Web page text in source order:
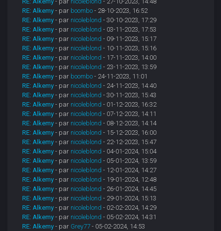
RE: Alkemy - par boombo - 28-10-2023, 16:52
RE: Alkemy - par nicoleblond - 30-10-2023, 17:29
RE: Alkemy - par nicoleblond - 03-11-2023, 17:53
RE: Alkemy - par nicoleblond - 09-11-2023, 15:17
RE: Alkemy - par nicoleblond - 10-11-2023, 15:16
RE: Alkemy - par nicoleblond - 17-11-2023, 14:00
RE: Alkemy - par nicoleblond - 23-11-2023, 13:59
RE: Alkemy - par boombo - 24-11-2023, 11:01
RE: Alkemy - par nicoleblond - 24-11-2023, 14:40
RE: Alkemy - par nicoleblond - 30-11-2023, 15:43
RE: Alkemy - par nicoleblond - 01-12-2023, 16:32
RE: Alkemy - par nicoleblond - 07-12-2023, 14:11
RE: Alkemy - par nicoleblond - 08-12-2023, 14:14
RE: Alkemy - par nicoleblond - 15-12-2023, 16:00
RE: Alkemy - par nicoleblond - 22-12-2023, 15:47
RE: Alkemy - par nicoleblond - 04-01-2024, 15:04
RE: Alkemy - par nicoleblond - 05-01-2024, 13:59
RE: Alkemy - par nicoleblond - 12-01-2024, 14:27
RE: Alkemy - par nicoleblond - 19-01-2024, 12:48
RE: Alkemy - par nicoleblond - 26-01-2024, 14:45
RE: Alkemy - par nicoleblond - 29-01-2024, 15:13
RE: Alkemy - par nicoleblond - 02-02-2024, 14:29
RE: Alkemy - par nicoleblond - 05-02-2024, 14:31
RE: Alkemy - par Grey77 - 05-02-2024, 14:53